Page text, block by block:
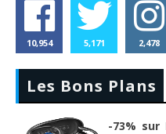
10,954 5,171 2,478
Les Bons Plans
-73% sur